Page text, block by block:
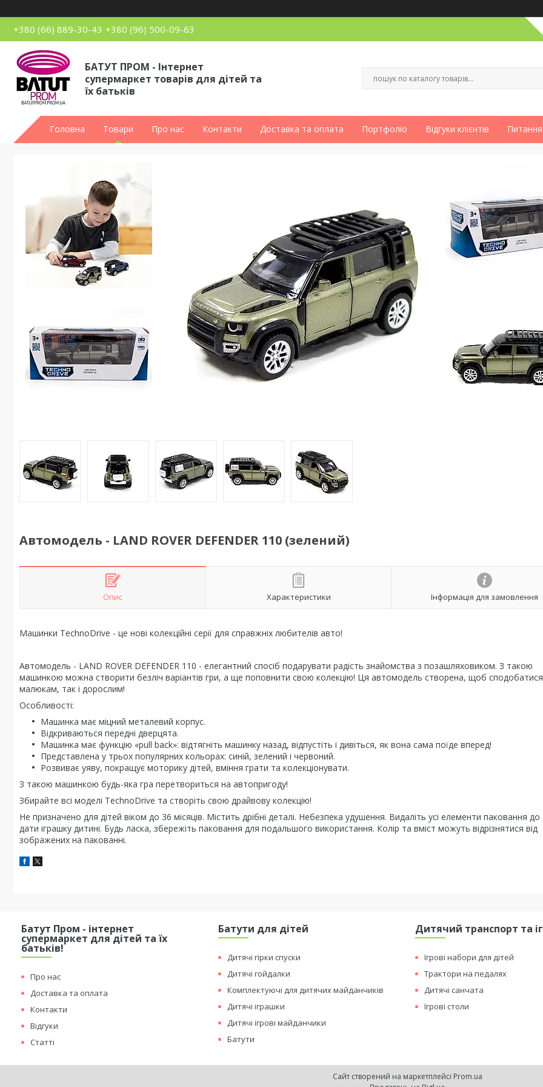
+380 (66) 889-30-43 +380 (96) 500-09-63
БАТУТ ПРОМ - Інтернет
супермаркет товарів для дітей та
їх батьків
Головна Товари Про нас Контакти Доставка та оплата Портфоліо Відгуки клієнтів Питання
Автомодель - LAND ROVER DEFENDER 110 (зелений)
Опис Характеристики Інформація для замовлення
Машинки TechnoDrive - це нові колекційні серії для справжніх любителів авто!
Автомодель - LAND ROVER DEFENDER 110 - елегантний спосіб подарувати радість знайомства з позашляховиком. З такою
машинкою можна створити безліч варіантів гри, а ще поповнити свою колекцію! Ця автомодель створена, щоб
малюкам, так і дорослим!
Особливості:
Машинка має міцний металевий корпус.
Відкриваються передні дверцята.
Машинка має функцію «pull back»: відтягніть машинку назад, відпустіть і дивіться, як вона сама поїде вперед!
Представлена у трьох популярних кольорах: синій, зелений і червоний.
Розвиває уяву, покращує моторику дітей, вміння грати та колекціонувати.
З такою машинкою будь-яка гра перетвориться на автопригоду!
Збирайте всі моделі TechnoDrive та створіть свою драйвову колекцію!
Не призначено для дітей віком до 36 місяців. Містить дрібні деталі. Небезпека удушення. Видаліть усі елементи паковання
дати іграшку дитині. Будь ласка, збережіть паковання для подальшого використання. Колір та вміст можуть відрізнятися від
зображених на пакованні.
Батут Пром - інтернет
супермаркет для дітей та їх
батьків!
Про нас
Доставка та оплата
Контакти
Відгуки
Статті
Батути для дітей
Дитячі гірки спуски
Дитячі гойдалки
Комплектуючі для дитячих майданчиків
Дитячі іграшки
Дитячі ігрові майданчики
Батути
Дитячий транспорт та
Ігрові набори для дітей
Трактори на педалях
Дитячі санчата
Ігрові столи
Сайт створений на маркетплейсі Prom.ua